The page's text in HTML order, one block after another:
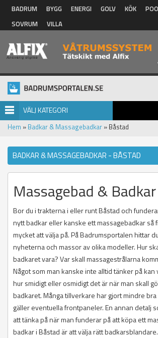
Hoppa till huvudinnehåll
BADRUM BYGG ENERGI GOLV KÖK
SOVRUM
VILLA
VÄLJ KATEGORI
Hem » Badkar & Massagebadkar » Båstad
BADKAR & MASSAGEBADKAR - BÅSTAD
Massagebad &
Bor du i trakterna i eller runt Båstad och
nytt badkar eller kanske ett massagebadkar så
mycket att välja på. På Badrumsportalen hittar
nyheterna och massor av olika modeller. Hur
badkaret vara? Var skall massagestrålarna
Något som man kanske inte alltid tänker på kan
hur smidigt eller osmidigt det är när man skall
badkaret. Många tillverkare har gjort mindre
gäller eventuella frontpaneler. En annan detalj
att tänka på när man funderar på att köpa ett
badkar i Båstad är att välja rätt